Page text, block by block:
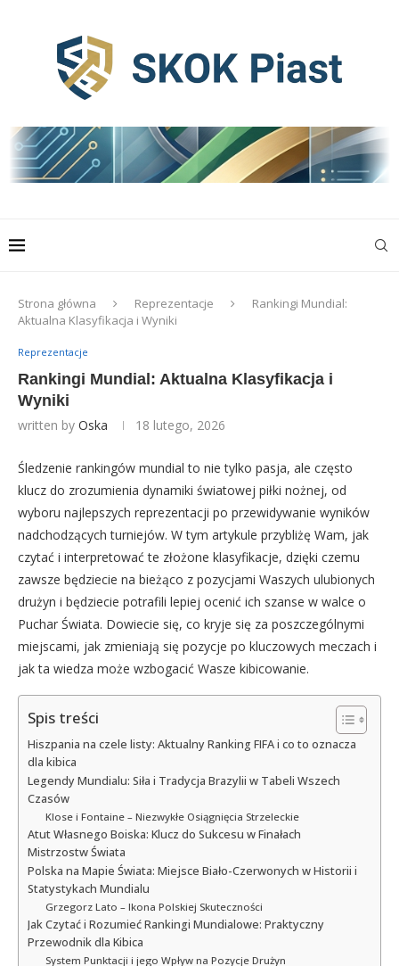
Strona główna Reprezentacje
Rankingi Mundial:
Aktualna Klasyfikacja i Wyniki
Reprezentacje
Rankingi Mundial: Aktualna Klasyfikacja i
Wyniki
written by Oska 18 lutego, 2026
Śledzenie rankingów mundial to nie tylko pasja, ale często
klucz do zrozumienia dynamiki światowej piłki nożnej, od
wyboru najlepszych reprezentacji po przewidywanie wyników
nadchodzących turniejów. W tym artykule przybliżę Wam, jak
czytać i interpretować te złożone klasyfikacje, dzięki czemu
zawsze będziecie na bieżąco z pozycjami Waszych ulubionych
drużyn i będziecie potrafili lepiej ocenić ich szanse w walce o
Puchar Świata. Dowiecie się, co kryje się za poszczególnymi
miejscami, jak zmieniają się pozycje po kluczowych meczach i
jak ta wiedza może wzbogacić Wasze kibicowanie.
Spis treści
Hiszpania na czele listy: Aktualny Ranking FIFA i co to oznacza
dla kibica
Legendy Mundialu: Siła i Tradycja Brazylii w Tabeli Wszech
Czasów
Klose i Fontaine – Niezwykłe Osiągnięcia Strzeleckie
Atut Własnego Boiska: Klucz do Sukcesu w Finałach
Mistrzostw Świata
Polska na Mapie Świata: Miejsce Biało-Czerwonych w Historii i
Statystykach Mundialu
Grzegorz Lato – Ikona Polskiej Skuteczności
Jak Czytać i Rozumieć Rankingi Mundialowe: Praktyczny
Przewodnik dla Kibica
System Punktacji i jego Wpływ na Pozycje Drużyn